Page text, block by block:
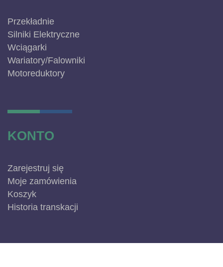
Przekładnie
Silniki Elektryczne
Wciągarki
Wariatory/Falowniki
Motoreduktory
KONTO
Zarejestruj się
Moje zamówienia
Koszyk
Historia transkacji